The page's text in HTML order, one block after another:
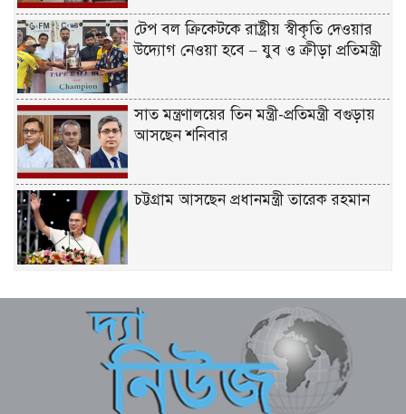
টেপ বল ক্রিকেটকে রাষ্ট্রীয় স্বীকৃতি দেওয়ার
উদ্যোগ নেওয়া হবে – যুব ও ক্রীড়া প্রতিমন্ত্রী
সাত মন্ত্রণালয়ের তিন মন্ত্রী-প্রতিমন্ত্রী বগুড়ায়
আসছেন শনিবার
চট্টগ্রাম আসছেন প্রধানমন্ত্রী তারেক রহমান
বাবার ভবিষ্যৎ স্বপ্নের সমাধি
জুলাই আন্দোলনের ত্যাগকে চূড়ান্ত পর্যায়ে
নিয়ে যেতে হবে – তথ্যমন্ত্রী